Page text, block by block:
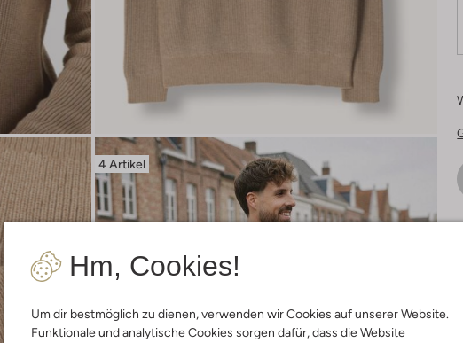
Hm, Cookies!
Um dir bestmöglich zu dienen, verwenden wir Cookies auf unserer Website.
Funktionale und analytische Cookies sorgen dafür, dass die Website
4 Artikel